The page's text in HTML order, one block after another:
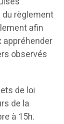
du règlement
afin
appréhender
observés
de loi
de la
à 15h.